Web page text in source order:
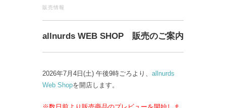
販売情報
allnurds WEB SHOP 販売のご案内
2026年7月4日(土) 午後9時ごろより、 allnurds
Web Shopを開店します。